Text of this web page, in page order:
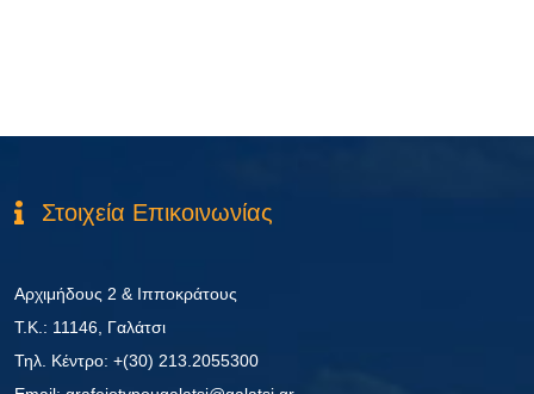
Στοιχεία Επικοινωνίας
Αρχιμήδους 2 & Ιπποκράτους
Τ.Κ.: 11146, Γαλάτσι
Τηλ. Κέντρο: +(30) 213.2055300